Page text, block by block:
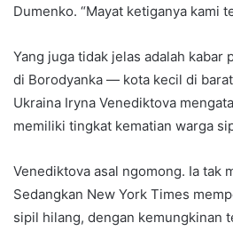
Dumenko. “Mayat ketiganya kami
Yang juga tidak jelas adalah kabar
di Borodyanka — kota kecil di
Ukraina Iryna Venediktova
memiliki tingkat kematian warga
Venediktova asal ngomong. Ia tak
Sedangkan New York Times
sipil hilang, dengan kemungkinan